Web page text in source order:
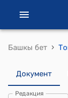
Башкы бет ›
Документ
Редакция